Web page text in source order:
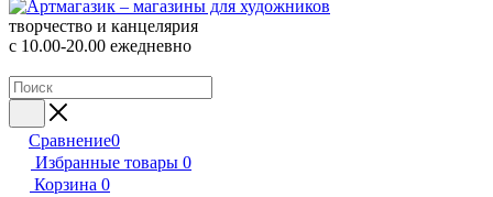
творчество и канцелярия
с 10.00-20.00 ежедневно
Сравнение0
Избранные товары 0
Корзина 0